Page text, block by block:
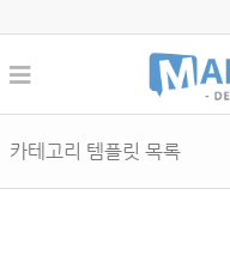
카테고리 템플릿 목록